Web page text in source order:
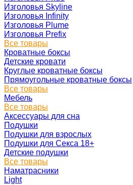
Изголовья Skyline
Изголовья Infinity
Изголовья Plume
Изголовья Prefix
Все товары
Кроватные боксы
Детские кровати
Круглые кроватные боксы
Прямоугольные кроватные боксы
Все товары
Мебель
Все товары
Аксессуары для сна
Подушки
Подушки для взрослых
Подушки для Секса 18+
Детские подушки
Все товары
Наматрасники
Light